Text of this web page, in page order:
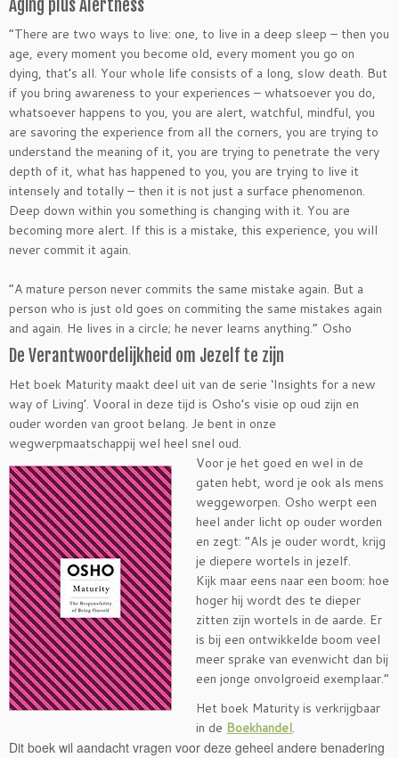
Aging plus Alertness
“There are two ways to live: one, to live in a deep sleep – then you
age, every moment you become old, every moment you go on
dying, that’s all. Your whole life consists of a long, slow death. But
if you bring awareness to your experiences – whatsoever you do,
whatsoever happens to you, you are alert, watchful, mindful, you
are savoring the experience from all the corners, you are trying to
understand the meaning of it, you are trying to penetrate the very
depth of it, what has happened to you, you are trying to live it
intensely and totally – then it is not just a surface phenomenon.
Deep down within you something is changing with it. You are
becoming more alert. If this is a mistake, this experience, you will
never commit it again.
“A mature person never commits the same mistake again. But a
person who is just old goes on commiting the same mistakes again
and again. He lives in a circle; he never learns anything.” Osho
De Verantwoordelijkheid om Jezelf te zijn
Het boek Maturity maakt deel uit van de serie ‘Insights for a new
way of Living’. Vooral in deze tijd is Osho’s visie op oud zijn en
ouder worden van groot belang. Je bent in onze
wegwerpmaatschappij wel heel snel oud.
Voor je het goed en wel in de
gaten hebt, word je ook als mens
weggeworpen. Osho werpt een
heel ander licht op ouder worden
en zegt: “Als je ouder wordt, krijg
je diepere wortels in jezelf.
Kijk maar eens naar een boom: hoe
hoger hij wordt des te dieper
zitten zijn wortels in de aarde. Er
is bij een ontwikkelde boom veel
meer sprake van evenwicht dan bij
een jonge onvolgroeid exemplaar.”
Het boek Maturity is verkrijgbaar
in de Boekhandel.
Dit boek wil aandacht vragen voor deze geheel andere benadering